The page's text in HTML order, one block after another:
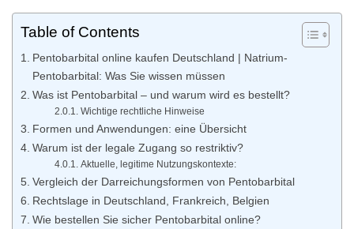
Table of Contents
Pentobarbital online kaufen Deutschland | Natrium-
Pentobarbital: Was Sie wissen müssen
Was ist Pentobarbital – und warum wird es bestellt?
Wichtige rechtliche Hinweise
Formen und Anwendungen: eine Übersicht
Warum ist der legale Zugang so restriktiv?
Aktuelle, legitime Nutzungskontexte:
Vergleich der Darreichungsformen von Pentobarbital
Rechtslage in Deutschland, Frankreich, Belgien
Wie bestellen Sie sicher Pentobarbital online?